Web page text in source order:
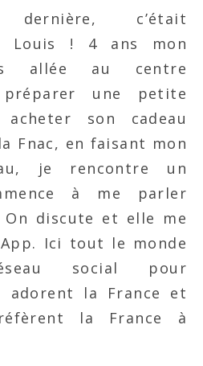
c’était
Louis ! 4 ans mon
allée au centre
une petite
son cadeau
Fnac, en faisant mon
je rencontre un
à me parler
On discute et elle me
Ici tout le monde
social pour
adorent la France et
la France à